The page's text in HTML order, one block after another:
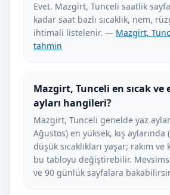
Evet. Mazgirt, Tunceli saatlik
kadar saat bazlı sıcaklık, nem,
ihtimali listelenir. — Mazgirt,
tahmin
Mazgirt, Tunceli en sıcak ve
ayları hangileri?
Mazgirt, Tunceli genelde yaz
Ağustos) en yüksek, kış aylarında
düşük sıcaklıkları yaşar; rakım ve
bu tabloyu değiştirebilir.
ve 90 günlük sayfalara